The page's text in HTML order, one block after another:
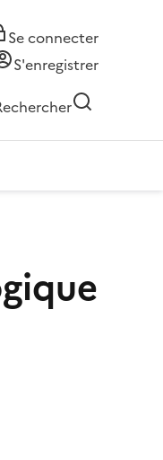
Se connecter
S'enregistrer